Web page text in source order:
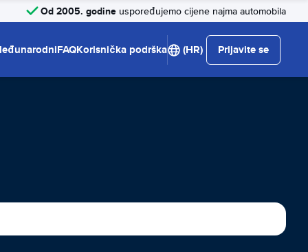
Od 2005. godine uspoređujemo cijene najma automobila
FAQKorisnička podrška (HR) Prijavite se